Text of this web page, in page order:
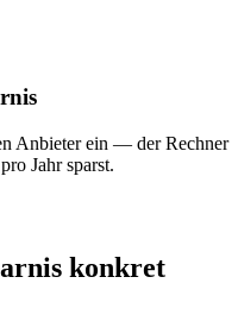
Anbieter ein — der Rechner
Jahr sparst.
konkret